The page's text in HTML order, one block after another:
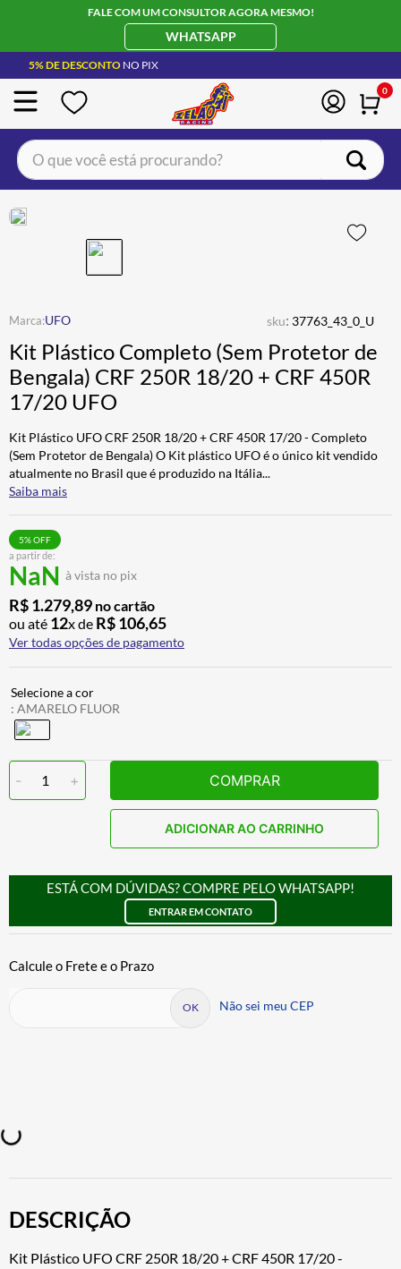
FALE COM UM CONSULTOR AGORA MESMO!
WHATSAPP
5% DE DESCONTO NO PIX
0
O que você está procurando?
UFO sku: 37763_43_0_U
Kit Plástico Completo (Sem Protetor de
Bengala) CRF 250R 18/20 + CRF 450R
17/20 UFO
Kit Plástico UFO CRF 250R 18/20 + CRF 450R 17/20 - Completo
(Sem Protetor de Bengala) O Kit plástico UFO é o único kit vendido
atualmente no Brasil que é produzido na Itália...
Saiba mais
a partir de:
NaN à vista no pix
5% OFF
R$1.279,89 no cartão
ou até 12x de R$106,65
Ver todas opções de pagamento
: AMARELO FLUOR
- 1 + COMPRAR
ADICIONAR AO CARRINHO
ESTÁ COM DÚVIDAS? COMPRE PELO WHATSAPP!
ENTRAR EM CONTATO
Não sei meu CEP
DESCRIÇÃO
Kit Plástico UFO CRF 250R 18/20 + CRF 450R 17/20 -
BOTA
4º ÓCULOS SOLAR
º LUVA
6 º BAU
7 º ALPINESTAR
8º AIROH
9º CALÇA